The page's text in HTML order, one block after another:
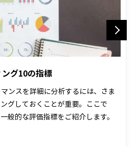
グ10の指標
ンスを詳細に分析するには、さま
グしておくことが重要。ここで
般的な評価指標をご紹介します。
Next